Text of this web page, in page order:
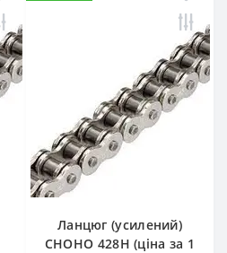
Ланцюг (усилений)
СHOHO 428H (ціна за 1